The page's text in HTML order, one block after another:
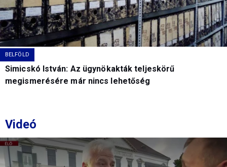
BELFÖLD
Simicskó István: Az ügynökakták teljeskörű
megismerésére már nincs lehetőség
Videó